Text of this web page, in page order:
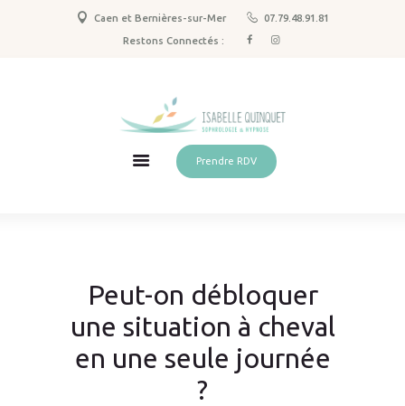
Caen et Bernières-sur-Mer 07.79.48.91.81
Restons Connectés :
Prendre RDV
Peut-on débloquer
une situation à cheval
en une seule journée
?
Sophrologie
Qui suis-je ?